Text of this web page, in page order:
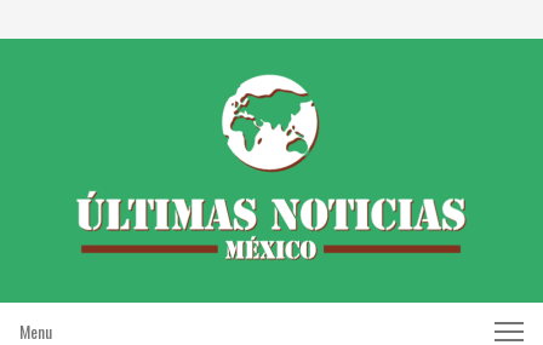
Menu
Menu